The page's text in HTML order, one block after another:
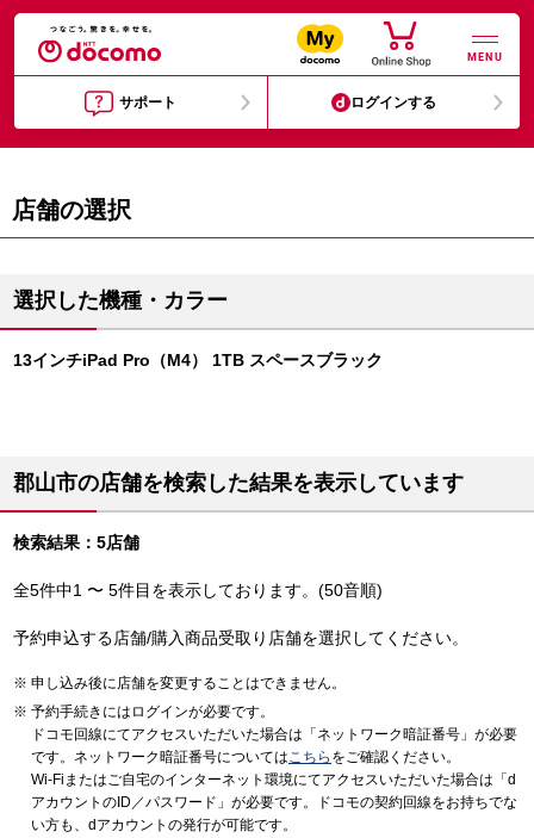
MENU
サポート ログインする
店舗の選択
選択した機種・カラー
13インチiPad Pro（M4） 1TB スペースブラック
郡山市の店舗を検索した結果を表示しています
検索結果：5店舗
全5件中1 〜 5件目を表示しております。(50音順)
予約申込する店舗/購入商品受取り店舗を選択してください。
申し込み後に店舗を変更することはできません。
予約手続きにはログインが必要です。
ドコモ回線にてアクセスいただいた場合は「ネットワーク暗証番号」が必要
です。ネットワーク暗証番号についてはこちら をご確認ください。
Wi-Fiまたはご自宅のインターネット環境にてアクセスいただいた場合は「d
アカウントのID／パスワード」が必要です。ドコモの契約回線をお持ちでな
い方も、dアカウントの発行が可能です。